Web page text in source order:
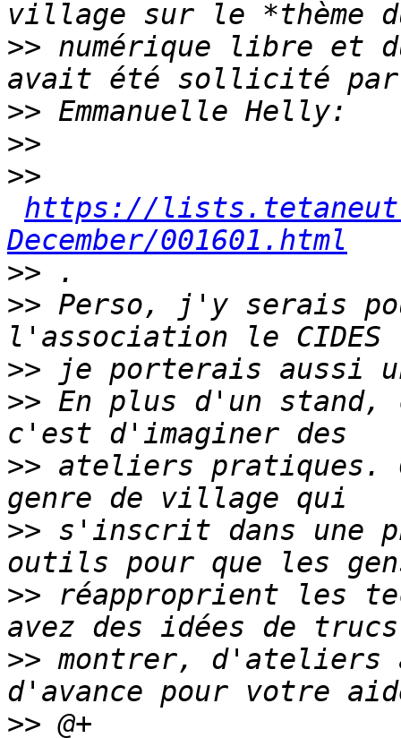
>> numérique libre et
>>
>>
>>
https://
December/001601.html
>>
>> Perso, j'y serais
>>
>> En plus d'un
>> ateliers pratiques.
>> s'inscrit dans une
>> réapproprient les
>> montrer, d'ateliers
>>